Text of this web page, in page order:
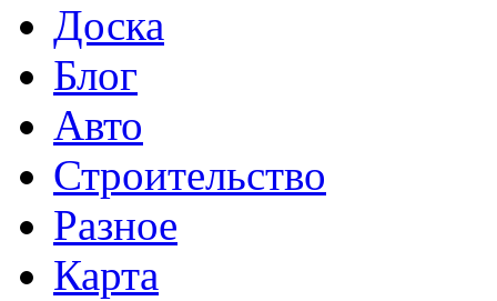
Доска
Блог
Авто
Строительство
Разное
Карта